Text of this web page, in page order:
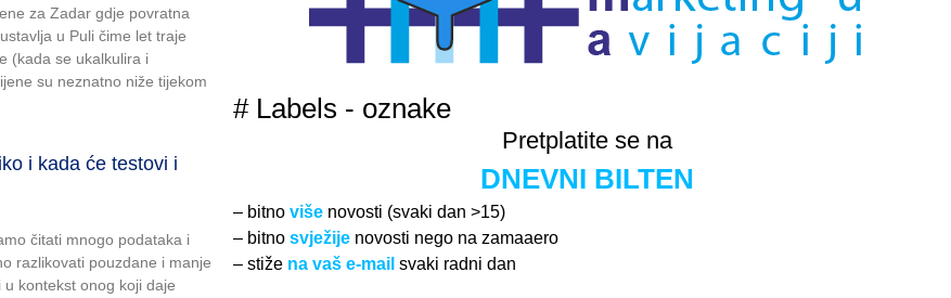
za Zadar gdje povratna
u Puli čime let traje
(kada se ukalkulira i
su neznatno niže tijekom
i kada će testovi i
čitati mnogo podataka i
razlikovati pouzdane i manje
kontekst onog koji daje
# Labels - oznake
Pretplatite se na
DNEVNI BILTEN
– bitno više novosti (svaki dan >15)
– bitno svježije novosti nego na zamaaero
– stiže na vaš e-mail svaki radni dan